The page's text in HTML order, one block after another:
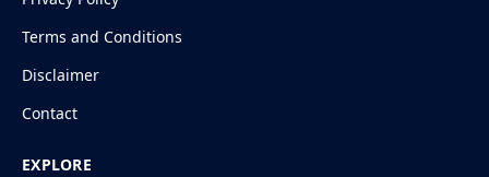
Terms and Conditions
Disclaimer
Contact
EXPLORE